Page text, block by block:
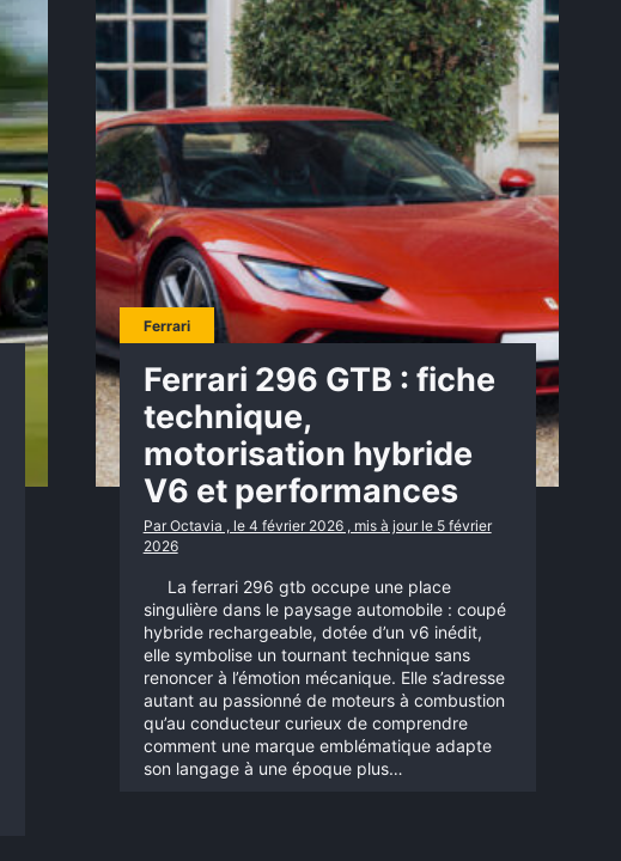
Ferrari
Ferrari 296 GTB : fiche
technique,
motorisation hybride
V6 et performances
Par Octavia , le 4 février 2026 , mis à jour le 5 février
2026
La ferrari 296 gtb occupe une place
singulière dans le paysage automobile : coupé
hybride rechargeable, dotée d’un v6 inédit,
elle symbolise un tournant technique sans
renoncer à l’émotion mécanique. Elle s’adresse
autant au passionné de moteurs à combustion
qu’au conducteur curieux de comprendre
comment une marque emblématique adapte
son langage à une époque plus…